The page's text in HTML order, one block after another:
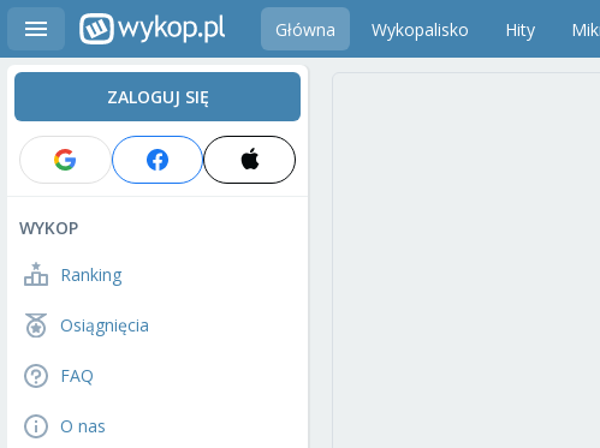
Główna Wykopalisko Hity
ZALOGUJ SIĘ
WYKOP
Ranking
Osiągnięcia
FAQ
O nas